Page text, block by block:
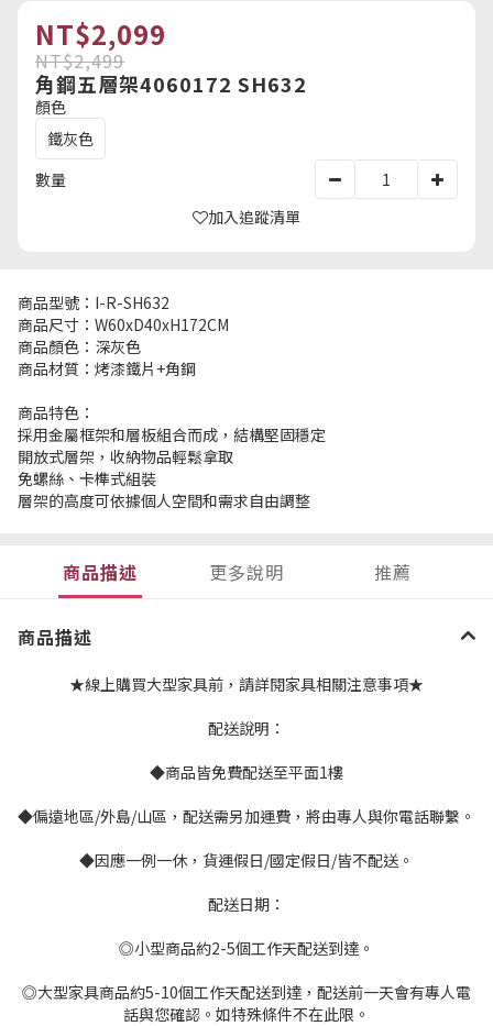
NT$2,099
NT$2,499
角鋼五層架4060172 SH632
顏色
鐵灰色
數量
加入追蹤清單
商品型號：I-R-SH632
商品尺寸：W60xD40xH172CM
商品顏色：深灰色
商品材質：烤漆鐵片+角鋼
商品特色：
採用金屬框架和層板組合而成，結構堅固穩定
​開放式層架，收納物品輕鬆拿取
免螺絲、卡榫式組裝
層架的高度可依據個人空間和需求自由調整
商品描述 更多說明 推薦
商品描述
★線上購買大型家具前，請詳閱家具相關注意事項★
配送說明：
◆商品皆免費配送至平面1樓
◆偏遠地區/外島/山區，配送需另加運費，將由專人與你電話聯繫。
◆因應一例一休，貨運假日/國定假日/皆不配送。
配送日期：
◎小型商品約2-5個工作天配送到達。
◎大型家具商品約5-10個工作天配送到達，配送前一天會有專人電
話與您確認。如特殊條件不在此限。